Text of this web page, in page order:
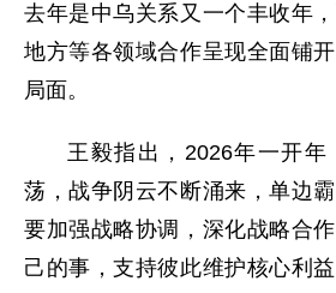
去年是中乌关系又一个丰收年，
地方等各领域合作呈现全面铺
局面。
王毅指出，2026年一开年
荡，战争阴云不断涌来，单边
要加强战略协调，深化战略合
己的事，支持彼此维护核心利